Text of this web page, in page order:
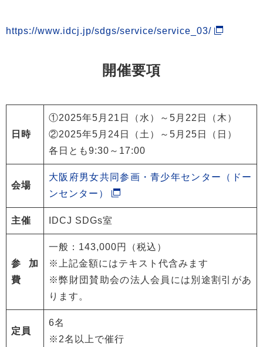
https://www.idcj.jp/sdgs/service/service_03/
開催要項
日時
①2025年5月21日（水）～5月22日（木）
②2025年5月24日（土）～5月25日（日）
各日とも9:30～17:00
会場
大阪府男女共同参画・青少年センター（ドー
ンセンター）
主催 IDCJ SDGs室
参加
費
一般：143,000円（税込）
※上記金額にはテキスト代含みます
※弊財団賛助会の法人会員には別途割引があ
ります。
定員
6名
※2名以上で催行